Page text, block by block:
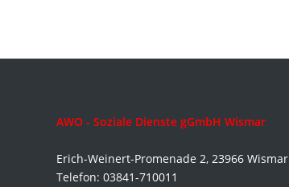
AWO - Soziale Dienste gGmbH Wismar
Erich-Weinert-Promenade 2, 23966 Wismar
Telefon: 03841-710011